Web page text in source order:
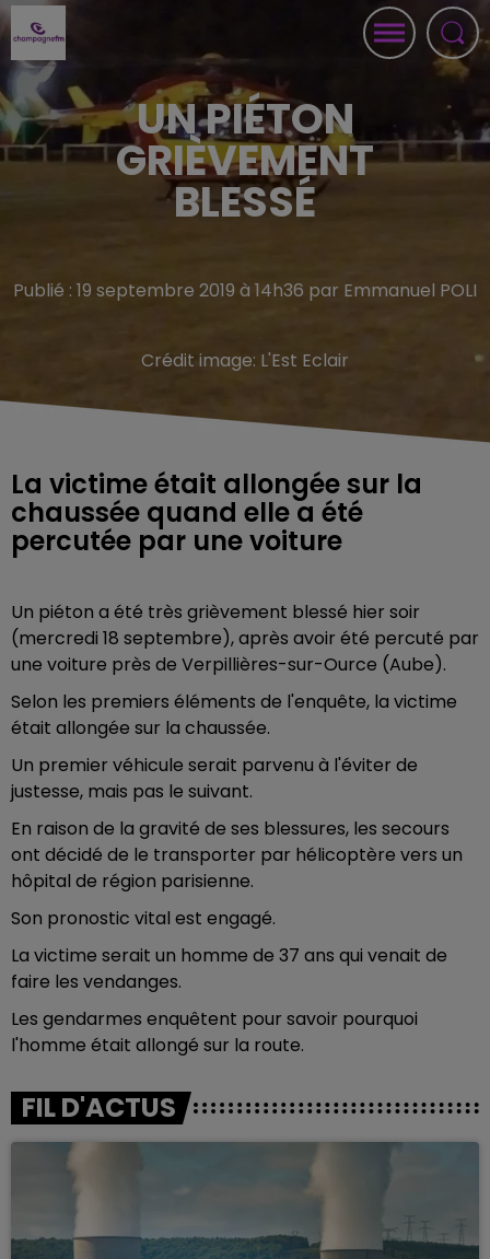
UN PIÉTON
GRIÈVEMENT
BLESSÉ
Publié : 19 septembre 2019 à 14h36 par Emmanuel POLI
Crédit image: L'Est Eclair
La victime était allongée sur la
chaussée quand elle a été
percutée par une voiture
Un piéton a été très grièvement blessé hier soir
(mercredi 18 septembre), après avoir été percuté par
une voiture près de Verpillières-sur-Ource (Aube).
Selon les premiers éléments de l'enquête, la victime
était allongée sur la chaussée.
Un premier véhicule serait parvenu à l'éviter de
justesse, mais pas le suivant.
En raison de la gravité de ses blessures, les secours
ont décidé de le transporter par hélicoptère vers un
hôpital de région parisienne.
Son pronostic vital est engagé.
La victime serait un homme de 37 ans qui venait de
faire les vendanges.
Les gendarmes enquêtent pour savoir pourquoi
l'homme était allongé sur la route.
FIL D'ACTUS